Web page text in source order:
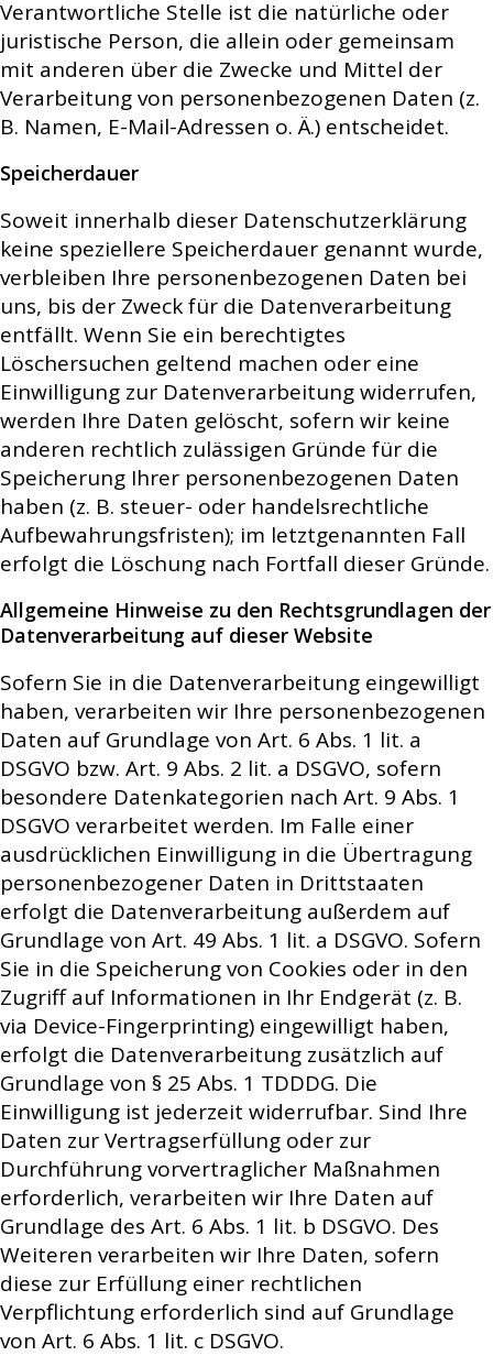
Verantwortliche Stelle ist die natürliche oder
juristische Person, die allein oder gemeinsam
mit anderen über die Zwecke und Mittel der
Verarbeitung von personenbezogenen Daten (z.
B. Namen, E-Mail-Adressen o. Ä.) entscheidet.
Speicherdauer
Soweit innerhalb dieser Datenschutzerklärung
keine speziellere Speicherdauer genannt wurde,
verbleiben Ihre personenbezogenen Daten bei
uns, bis der Zweck für die Datenverarbeitung
entfällt. Wenn Sie ein berechtigtes
Löschersuchen geltend machen oder eine
Einwilligung zur Datenverarbeitung widerrufen,
werden Ihre Daten gelöscht, sofern wir keine
anderen rechtlich zulässigen Gründe für die
Speicherung Ihrer personenbezogenen Daten
haben (z. B. steuer- oder handelsrechtliche
Aufbewahrungsfristen); im letztgenannten Fall
erfolgt die Löschung nach Fortfall dieser Gründe.
Allgemeine Hinweise zu den Rechtsgrundlagen der
Datenverarbeitung auf dieser Website
Sofern Sie in die Datenverarbeitung eingewilligt
haben, verarbeiten wir Ihre personenbezogenen
Daten auf Grundlage von Art. 6 Abs. 1 lit. a
DSGVO bzw. Art. 9 Abs. 2 lit. a DSGVO, sofern
besondere Datenkategorien nach Art. 9 Abs. 1
DSGVO verarbeitet werden. Im Falle einer
ausdrücklichen Einwilligung in die Übertragung
personenbezogener Daten in Drittstaaten
erfolgt die Datenverarbeitung außerdem auf
Grundlage von Art. 49 Abs. 1 lit. a DSGVO. Sofern
Sie in die Speicherung von Cookies oder in den
Zugriff auf Informationen in Ihr Endgerät (z. B.
via Device-Fingerprinting) eingewilligt haben,
erfolgt die Datenverarbeitung zusätzlich auf
Grundlage von § 25 Abs. 1 TDDDG. Die
Einwilligung ist jederzeit widerrufbar. Sind Ihre
Daten zur Vertragserfüllung oder zur
Durchführung vorvertraglicher Maßnahmen
erforderlich, verarbeiten wir Ihre Daten auf
Grundlage des Art. 6 Abs. 1 lit. b DSGVO. Des
Weiteren verarbeiten wir Ihre Daten, sofern
diese zur Erfüllung einer rechtlichen
Verpflichtung erforderlich sind auf Grundlage
von Art. 6 Abs. 1 lit. c DSGVO.